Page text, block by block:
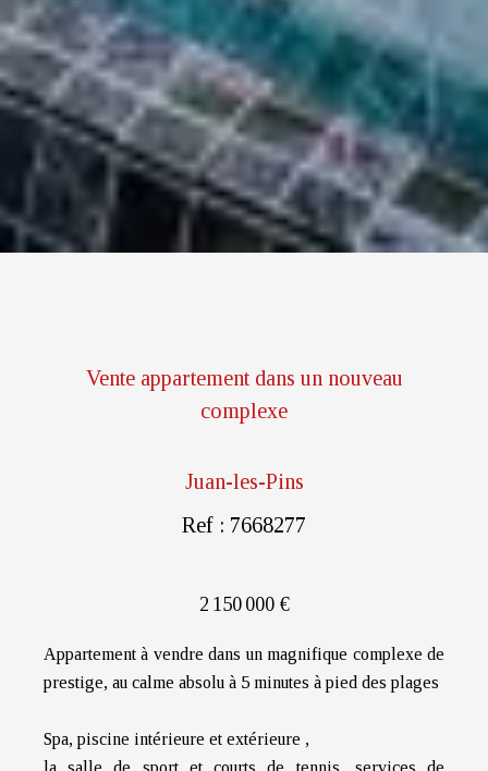
Vente appartement dans un nouveau
complexe
Juan-les-Pins
Ref : 7668277
2 150 000 €
Appartement à vendre dans un magnifique complexe de
prestige, au calme absolu à 5 minutes à pied des plages
Spa, piscine intérieure et extérieure ,
la salle de sport et courts de tennis, services de